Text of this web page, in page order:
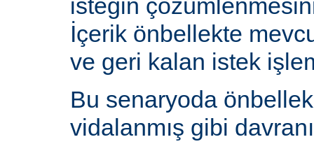
isteğin
İçerik önbellekte
ve geri kalan istek
Bu senaryoda
vidalanmış gibi